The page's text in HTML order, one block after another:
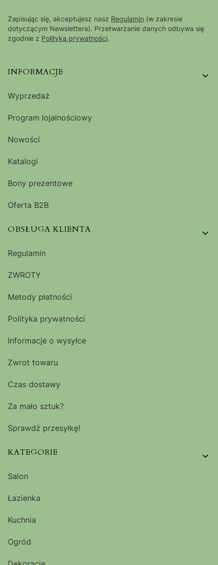
Zapisując się, akceptujesz nasz Regulamin (w zakresie
dotyczącym Newslettera). Przetwarzanie danych odbywa się
zgodnie z Polityką prywatności.
Linki w stopce
INFORMACJE
Wyprzedaż
Program lojalnościowy
Nowości
Katalogi
Bony prezentowe
Oferta B2B
OBSŁUGA KLIENTA
Regulamin
ZWROTY
Metody płatności
Polityka prywatności
Informacje o wysyłce
Zwrot towaru
Czas dostawy
Za mało sztuk?
Sprawdź przesyłkę!
KATEGORIE
Salon
Łazienka
Kuchnia
Ogród